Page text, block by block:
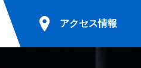
アクセス情報